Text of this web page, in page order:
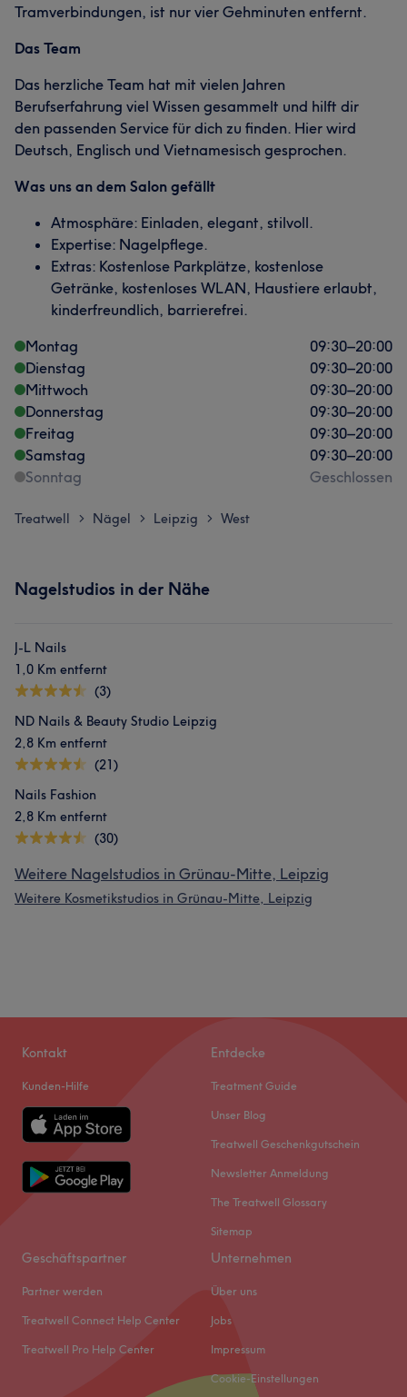
Tramverbindungen, ist nur vier Gehminuten entfernt.
Das Team
Das herzliche Team hat mit vielen Jahren
Berufserfahrung viel Wissen gesammelt und hilft dir
den passenden Service für dich zu finden. Hier wird
Deutsch, Englisch und Vietnamesisch gesprochen.
Was uns an dem Salon gefällt
Atmosphäre: Einladen, elegant, stilvoll.
Expertise: Nagelpflege.
Extras: Kostenlose Parkplätze, kostenlose
Getränke, kostenloses WLAN, Haustiere erlaubt,
kinderfreundlich, barrierefrei.
Montag
09:30–20:00
Dienstag
09:30–20:00
Mittwoch
09:30–20:00
Donnerstag
09:30–20:00
Freitag
09:30–20:00
Samstag
09:30–20:00
Sonntag
Geschlossen
Treatwell > Nägel > Leipzig > West
Nagelstudios in der Nähe
J-L Nails
1,0 Km entfernt
(3)
ND Nails & Beauty Studio Leipzig
2,8 Km entfernt
(21)
Nails Fashion
2,8 Km entfernt
(30)
Weitere Nagelstudios in Grünau-Mitte, Leipzig
Weitere Kosmetikstudios in Grünau-Mitte, Leipzig
Kontakt
Kunden-Hilfe
Entdecke
Treatment Guide
Unser Blog
Treatwell Geschenkgutschein
Newsletter Anmeldung
The Treatwell Glossary
Sitemap
Geschäftspartner
Partner werden
Treatwell Connect Help Center
Treatwell Pro Help Center
Unternehmen
Über uns
Jobs
Impressum
Cookie-Einstellungen